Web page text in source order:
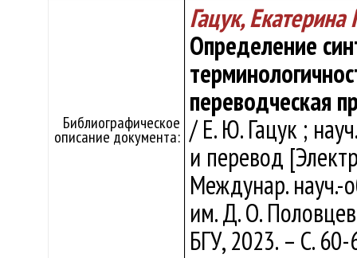
Библиографическое
описание документа:
Гацук,
Определение
переводческая
/ Е. Ю. Гацук ;
и перевод
Междунар. науч.-
им. Д. О.
БГУ, 2023. – С.